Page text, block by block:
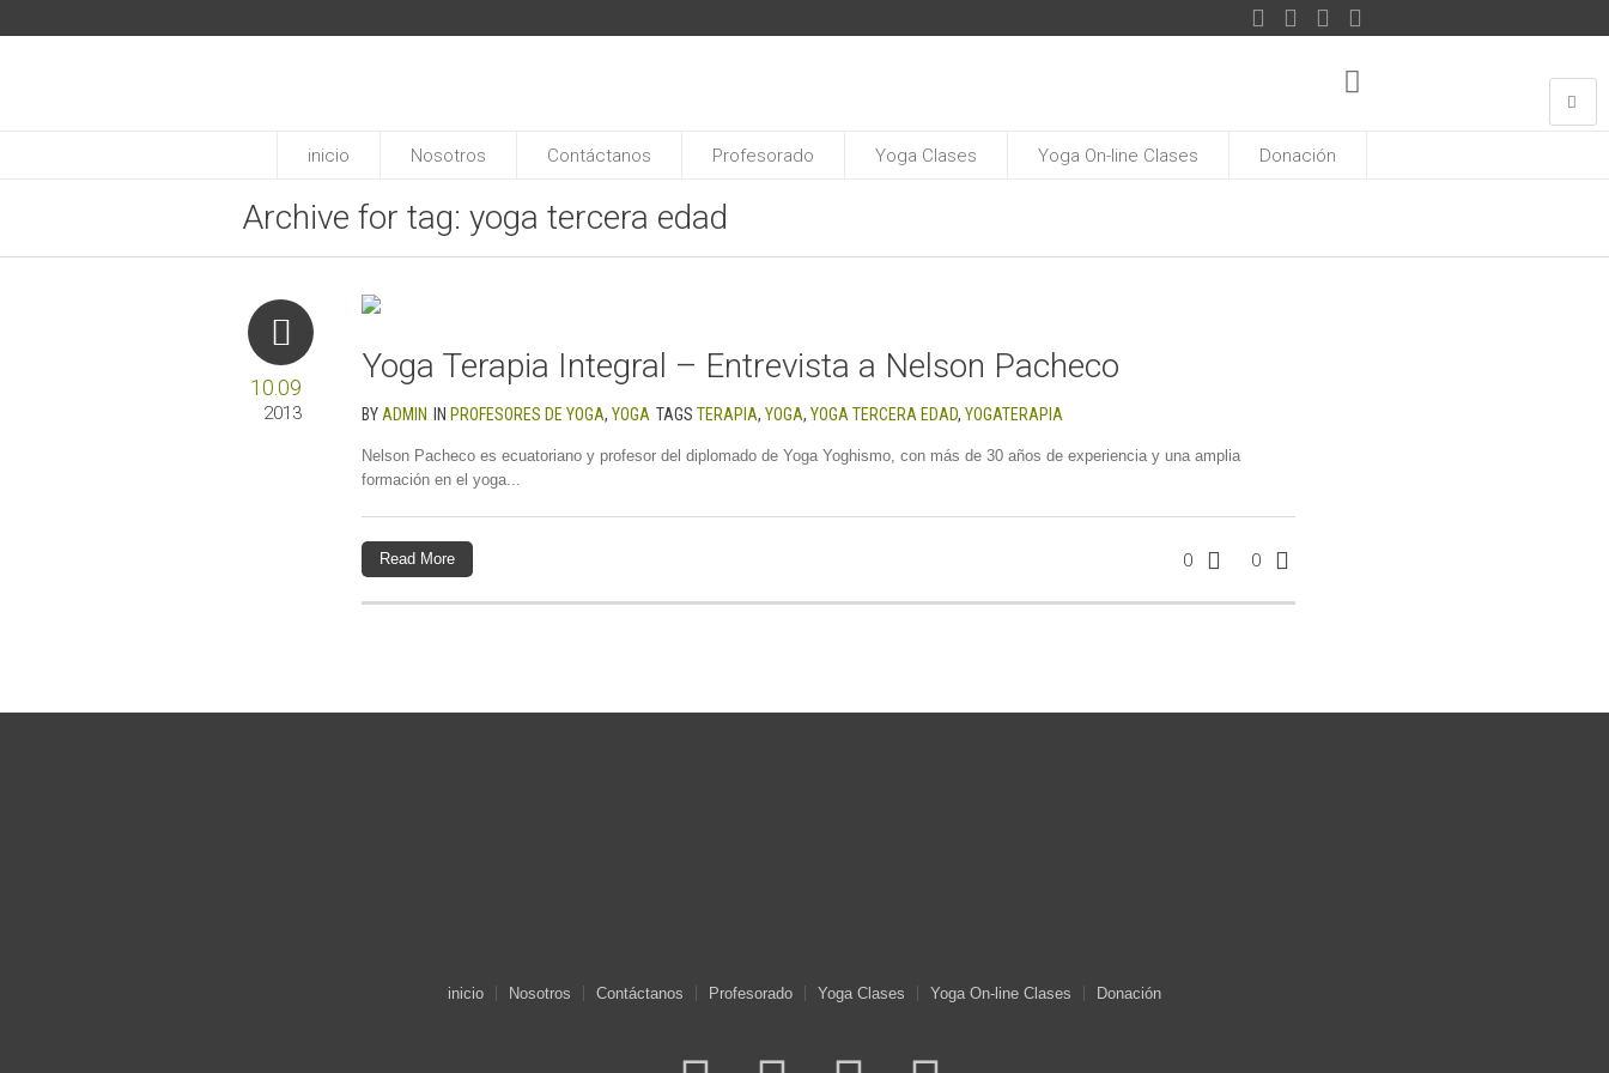
inicio Nosotros Contáctanos Profesorado Yoga Clases Yoga On-line Clases Donación
Archive for tag: yoga tercera edad
10.09
2013
Yoga Terapia Integral – Entrevista a Nelson Pacheco
BY ADMIN IN PROFESORES DE YOGA, YOGA TAGS TERAPIA, YOGA, YOGA TERCERA EDAD, YOGATERAPIA
Nelson Pacheco es ecuatoriano y profesor del diplomado de Yoga Yoghismo, con más de 30 años de experiencia y una amplia
formación en el yoga...
0 0
Read More
inicio Nosotros Contáctanos Profesorado Yoga Clases Yoga On-line Clases Donación